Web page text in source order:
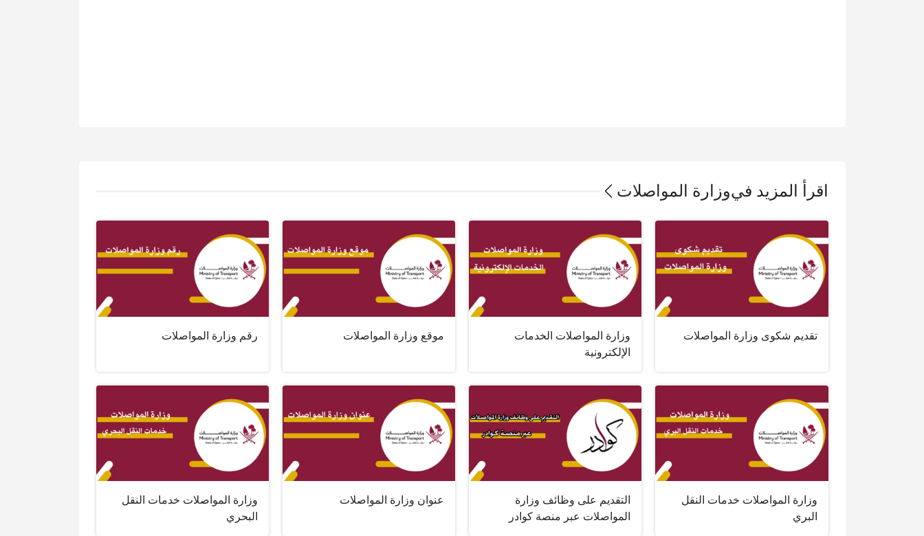
اقرأ المزيد فيوزارة المواصلات
تقديم شكوى وزارة المواصلات
وزارة المواصلات الخدمات
الإلكترونية
موقع وزارة المواصلات رقم وزارة المواصلات
وزارة المواصلات خدمات النقل
البري
التقديم على وظائف وزارة
المواصلات عبر منصة كوادر
عنوان وزارة المواصلات
وزارة المواصلات خدمات النقل
البحري